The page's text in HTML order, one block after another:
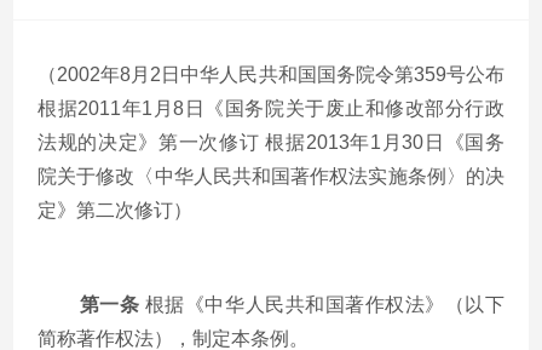
（2002年8月 2 日中华人民共和国国务院令第359号公布
根据2011年1 月8 日《国务院关于废止和修改部分行政
法规的决定》第一次修订 根据2013年1 月30 日《国务
院关于修改〈中华人民共和国著作权法实施条例〉的决
定》第二次修订）
第一条 根据《中华人民共和国著作权法》（以下
简称著作权法），制定本条例。